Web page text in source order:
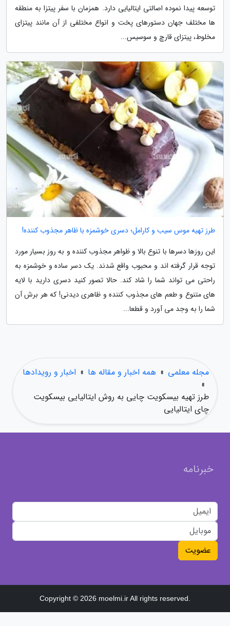
توسعه پیدا نموده اصالتی ایتالیایی دارد. همزمان با سفر پیتزا به منطقه
ها مختلف جهان دستورهای پخت و انواع مختلفی از آن مانند پیتزای
مخلوط، پیتزای قارچ و سوسیس...
طرز تهیه موس سیب و کارامل؛ دسری خوشمزه با ظاهر مجذوب کننده!
این روزها دسرها با تنوع بالا و ظواهر مجذوب کننده و به روز بسیار مورد
توجه قرار گرفته اند و محبوب واقع شدند. یک دسر ساده و خوشمزه به
راحتی می تواند شما را شاد کند. حالا تصور کنید دسری دارید با لایه
های متنوع و طعم های مجذوب کننده و ظاهری دیدنی! که هر برش آن
شما را به وجد می آورد و قطعا...
مجله معلمی » همه اخبار و مقاله ها » اخبار و رویدادها
»
طرز تهیه بیسکویت چایی به روش ایتالیایی بیسکویت
چای ایتالیایی
خبرنامه
عضویت
Copyright © 2026 moelmi.ir All rights reserved.